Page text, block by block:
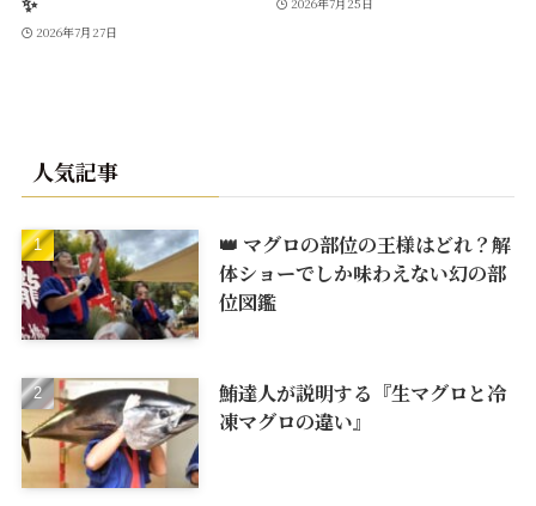
2026年7月27日
人気記事
👑 マグロの部位の王様はどれ？解
体ショーでしか味わえない幻の部
位図鑑
鮪達人が説明する『生マグロと冷
凍マグロの違い』